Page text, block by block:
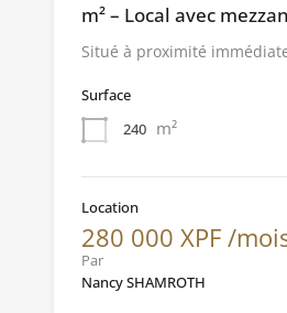
m² – Local avec
Situé à proximité
Surface
240 m²
Location
280 000 XPF /
Par
Nancy SHAMROTH